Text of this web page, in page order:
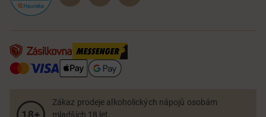
Zákaz prodeje alkoholických nápojů osobám
mladších 18 let.